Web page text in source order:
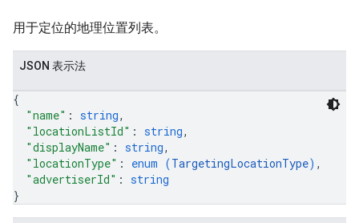
用于定位的地理位置列表。
JSON 表示法
{
"name" : string,
"locationListId" : string,
"displayName" : string,
"locationType" : enum (TargetingLocationType) ,
"advertiserId" : string
}